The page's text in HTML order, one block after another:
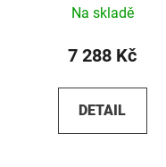
Na skladě
7 288 Kč
DETAIL